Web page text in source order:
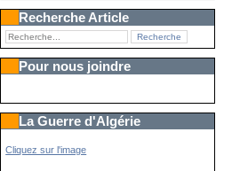
Recherche Article
Pour nous joindre
La Guerre d'Algérie
Cliquez sur l'image